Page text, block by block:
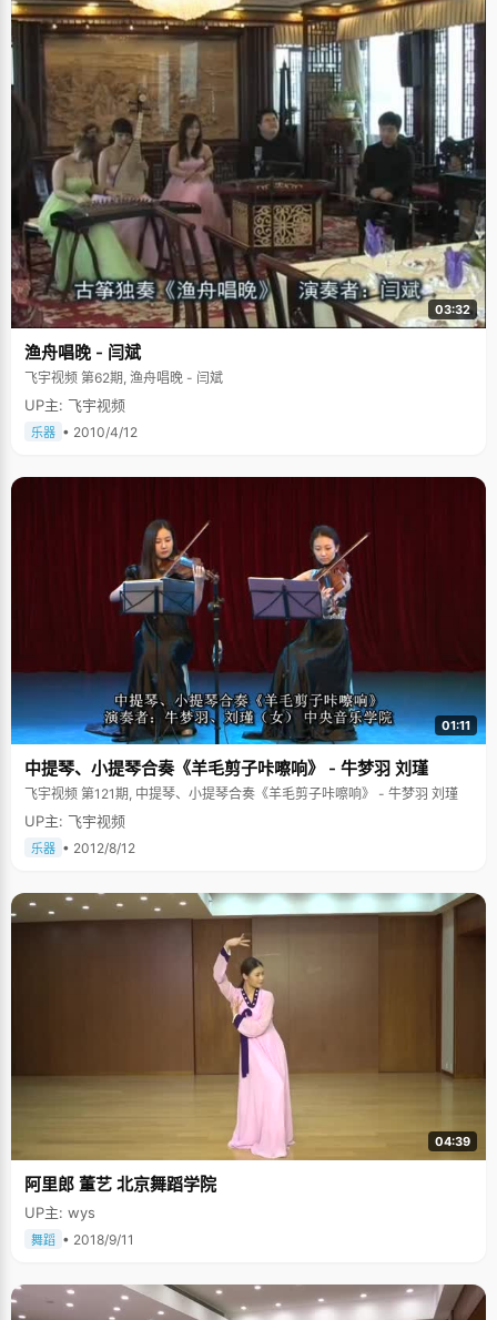
03:32
渔舟唱晚 - 闫斌
飞宇视频 第62期, 渔舟唱晚 - 闫斌
UP主: 飞宇视频
乐器 • 2010/4/12
01:11
中提琴、小提琴合奏《羊毛剪子咔嚓响》 - 牛梦羽 刘瑾
飞宇视频 第121期, 中提琴、小提琴合奏《羊毛剪子咔嚓响》 - 牛梦羽 刘瑾
UP主: 飞宇视频
乐器 • 2012/8/12
04:39
阿里郎 董艺 北京舞蹈学院
UP主: wys
舞蹈 • 2018/9/11